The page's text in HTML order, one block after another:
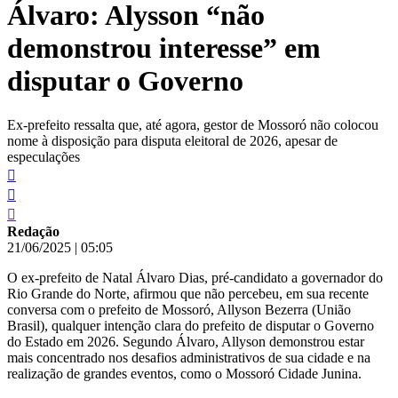
conteúdo
Álvaro: Alysson “não
demonstrou interesse” em
disputar o Governo
Ex-prefeito ressalta que, até agora, gestor de Mossoró não colocou
nome à disposição para disputa eleitoral de 2026, apesar de
especulações
Redação
21/06/2025 | 05:05
O ex-prefeito de Natal Álvaro Dias, pré-candidato a governador do
Rio Grande do Norte, afirmou que não percebeu, em sua recente
conversa com o prefeito de Mossoró, Allyson Bezerra (União
Brasil), qualquer intenção clara do prefeito de disputar o Governo
do Estado em 2026. Segundo Álvaro, Allyson demonstrou estar
mais concentrado nos desafios administrativos de sua cidade e na
realização de grandes eventos, como o Mossoró Cidade Junina.